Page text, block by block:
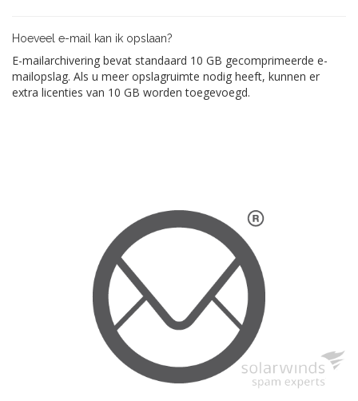
Hoeveel e-mail kan ik opslaan?
E-mailarchivering bevat standaard 10 GB gecomprimeerde e-
mailopslag. Als u meer opslagruimte nodig heeft, kunnen er
extra licenties van 10 GB worden toegevoegd.